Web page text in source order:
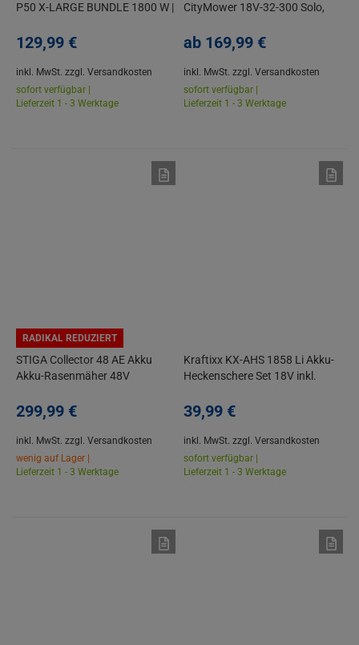
P50 X-LARGE BUNDLE 1800 W |
129,99 €
inkl. MwSt. zzgl. Versandkosten
sofort verfügbar |
Lieferzeit 1 - 3 Werktage
CityMower 18V-32-300 Solo,
Karton
ab 169,99 €
inkl. MwSt. zzgl. Versandkosten
sofort verfügbar |
Lieferzeit 1 - 3 Werktage
RADIKAL REDUZIERT
STIGA Collector 48 AE Akku
Akku-Rasenmäher 48V
299,99 €
inkl. MwSt. zzgl. Versandkosten
wenig auf Lager |
Lieferzeit 1 - 3 Werktage
Kraftixx KX-AHS 1858 Li Akku-
Heckenschere Set 18V inkl.
39,99 €
inkl. MwSt. zzgl. Versandkosten
sofort verfügbar |
Lieferzeit 1 - 3 Werktage